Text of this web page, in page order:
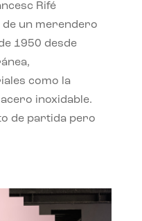
Rifé
un merendero
1950 desde
como la
inoxidable.
de partida pero